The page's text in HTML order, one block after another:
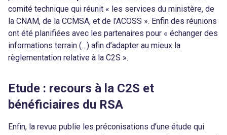
comité technique qui réunit « les services du ministère, de
la CNAM, de la CCMSA, et de l’ACOSS ». Enfin des réunions
ont été planifiées avec les partenaires pour « échanger des
informations terrain (…) afin d’adapter au mieux la
règlementation relative à la C2S ».
Etude : recours à la C2S et
bénéficiaires du RSA
Enfin, la revue publie les préconisations d’une étude qui